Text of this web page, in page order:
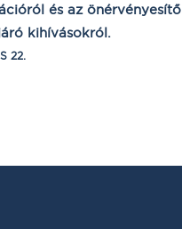
és az önérvényesítő
kihívásokról.
22.